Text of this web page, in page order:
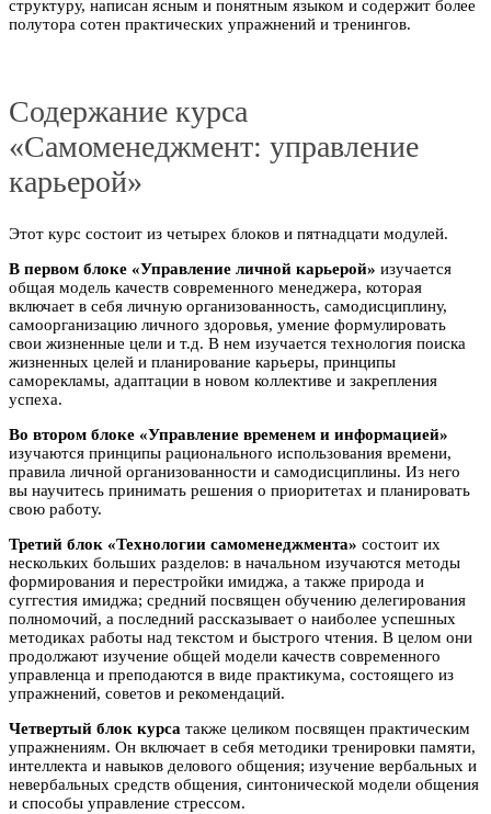
структуру, написан ясным и понятным языком и содержит более
полутора сотен практических упражнений и тренингов.
Содержание курса
«Самоменеджмент: управление
карьерой»
Этот курс состоит из четырех блоков и пятнадцати модулей.
В первом блоке «Управление личной карьерой» изучается
общая модель качеств современного менеджера, которая
включает в себя личную организованность, самодисциплину,
самоорганизацию личного здоровья, умение формулировать
свои жизненные цели и т.д. В нем изучается технология поиска
жизненных целей и планирование карьеры, принципы
саморекламы, адаптации в новом коллективе и закрепления
успеха.
Во втором блоке «Управление временем и информацией»
изучаются принципы рационального использования времени,
правила личной организованности и самодисциплины. Из него
вы научитесь принимать решения о приоритетах и планировать
свою работу.
Третий блок «Технологии самоменеджмента» состоит их
нескольких больших разделов: в начальном изучаются методы
формирования и перестройки имиджа, а также природа и
суггестия имиджа; средний посвящен обучению делегирования
полномочий, а последний рассказывает о наиболее успешных
методиках работы над текстом и быстрого чтения. В целом они
продолжают изучение общей модели качеств современного
управленца и преподаются в виде практикума, состоящего из
упражнений, советов и рекомендаций.
Четвертый блок курса также целиком посвящен практическим
упражнениям. Он включает в себя методики тренировки памяти,
интеллекта и навыков делового общения; изучение вербальных и
невербальных средств общения, синтонической модели общения
и способы управление стрессом.